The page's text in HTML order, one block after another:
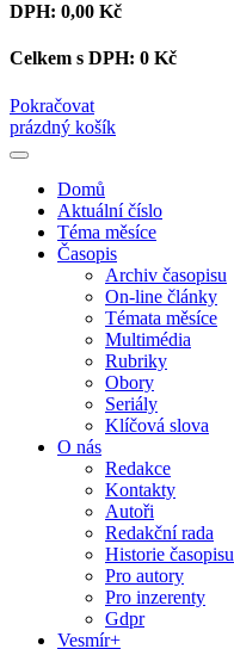
DPH: 0,00 Kč
Celkem s DPH: 0 Kč
Pokračovat
prázdný košík
Domů
Aktuální číslo
Téma měsíce
Časopis
Archiv časopisu
On-line články
Témata měsíce
Multimédia
Rubriky
Obory
Seriály
Klíčová slova
O nás
Redakce
Kontakty
Autoři
Redakční rada
Historie časopisu
Pro autory
Pro inzerenty
Gdpr
Vesmír+